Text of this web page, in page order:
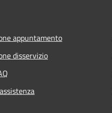
appuntamento
disservizio